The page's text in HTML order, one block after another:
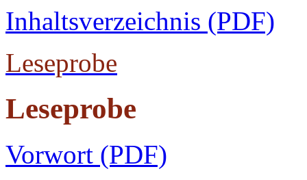
Inhaltsverzeichnis (PDF)
Leseprobe
Leseprobe
Vorwort (PDF)